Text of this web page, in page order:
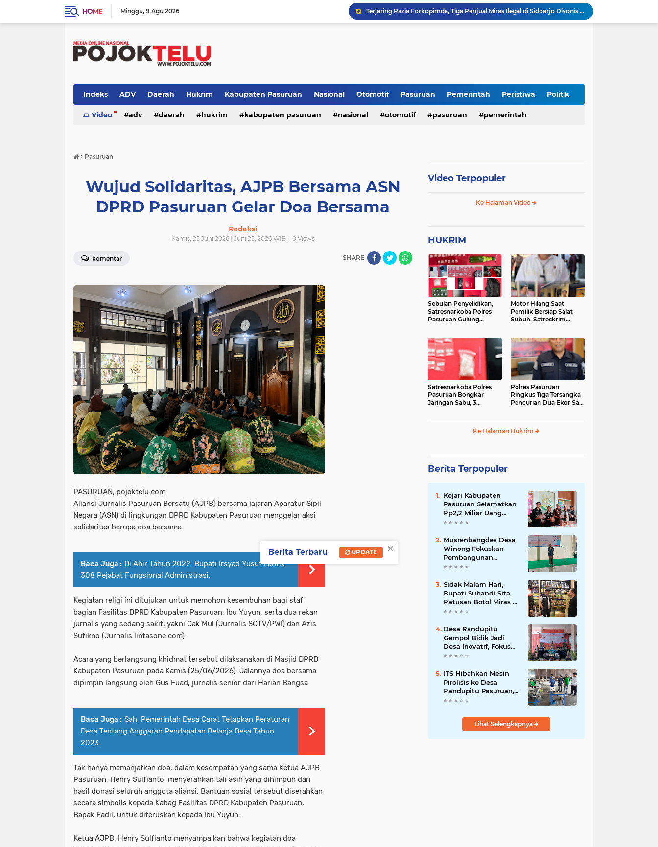
HOME Minggu 9 Agu 2026
Terjaring Razia Forkopimda, Tiga Penjual Miras Ilegal di Sidoarjo Divonis Bersalah
Polres Mojokerto Imbau Masyarakat Tidak Gunakan Sepeda Listrik di Jalan Raya
Sidoarjo Berbenah, Sekda Fenny Apridawati Ajak Seluruh OPD Tingkatkan Akuntabilitas Publik
Indeks ADV Daerah Hukrim Kabupaten Pasuruan Nasional Otomotif Pasuruan Pemerintah Peristiwa Politik
Sidoarjo TNI - POLRI TNI-POLRI
Video adv daerah hukrim kabupaten pasuruan nasional otomotif pasuruan pemerintah
› Pasuruan
Wujud Solidaritas, AJPB Bersama ASN
DPRD Pasuruan Gelar Doa Bersama
Redaksi
Kamis, 25 Juni 2026 | Juni 25, 2026 WIB | 0Views
komentar SHARE
PASURUAN, pojoktelu.com
Aliansi Jurnalis Pasuruan Bersatu (AJPB) bersama jajaran Aparatur Sipil
Negara (ASN) di lingkungan DPRD Kabupaten Pasuruan menggelar aksi
solidaritas berupa doa bersama.
Baca Juga : Di Ahir Tahun 2022. Bupati Irsyad Yusuf Lantik
308 Pejabat Fungsional Administrasi.
Kegiatan religi ini ditujukan untuk memohon kesembuhan bagi staf
bagian Fasilitas DPRD Kabupaten Pasuruan, Ibu Yuyun, serta dua rekan
jurnalis yang sedang sakit, yakni Cak Mul (Jurnalis SCTV/PWI) dan Azis
Sutikno (Jurnalis lintasone.com).
Acara yang berlangsung khidmat tersebut dilaksanakan di Masjid DPRD
Kabupaten Pasuruan pada Kamis (25/06/2026). Jalannya doa bersama
dipimpin langsung oleh Gus Fuad, jurnalis senior dari Harian Bangsa.
Baca Juga : Sah, Pemerintah Desa Carat Tetapkan Peraturan
Desa Tentang Anggaran Pendapatan Belanja Desa Tahun
2023
Tak hanya memanjatkan doa, dalam kesempatan yang sama Ketua AJPB
Pasuruan, Henry Sulfianto, menyerahkan tali asih yang dihimpun dari
hasil donasi seluruh anggota aliansi. Bantuan sosial tersebut diserahkan
secara simbolis kepada Kabag Fasilitas DPRD Kabupaten Pasuruan,
Bapak Fadil, untuk diteruskan kepada Ibu Yuyun.
Ketua AJPB, Henry Sulfianto menyampaikan bahwa kegiatan doa
Video Terpopuler
Ke Halaman Video
HUKRIM
Sebulan Penyelidikan,
Satresnarkoba Polres
Pasuruan Gulung
Motor Hilang Saat
Pemilik Bersiap Salat
Subuh, Satreskrim
Satresnarkoba Polres
Pasuruan Bongkar
Jaringan Sabu, 3
Polres Pasuruan
Ringkus Tiga Tersangka
Pencurian Dua Ekor Sapi
Ke Halaman Hukrim
Berita Terpopuler
Kejari Kabupaten
Pasuruan Selamatkan
Rp2,2 Miliar Uang
Negara dari Korupsi
Musrenbangdes Desa
Winong Fokuskan
Pembangunan
Berbasis Potensi Lokal,
Meski Dihantam
Efisiensi Anggaran
Sidak Malam Hari,
Bupati Subandi Sita
Ratusan Botol Miras di
Kawasan Perumahan
Desa Randupitu
Gempol Bidik Jadi
Desa Inovatif, Fokus
Digitalisasi, Wisata,
Pangan
ITS Hibahkan Mesin
Pirolisis ke Desa
Randupitu Pasuruan,
Ubah Sampah Plastik
Lihat Selengkapnya
×
Berita Terbaru UPDATE